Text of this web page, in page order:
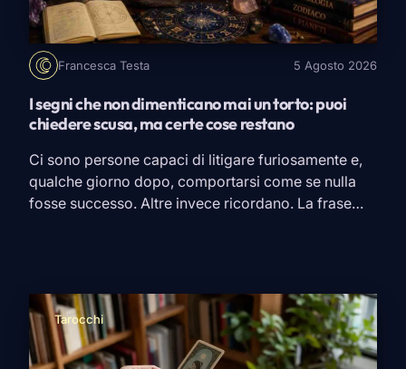
Francesca Testa 5 Agosto 2026
I segni che non dimenticano mai un torto: puoi
chiedere scusa, ma certe cose restano
Ci sono persone capaci di litigare furiosamente e,
qualche giorno dopo, comportarsi come se nulla
fosse successo. Altre invece ricordano. La frase
tornano persino a sorridere con chi le ha ferite. Ma
dimenticare è un’altra faccenda. Secondo […]
Tarocchi